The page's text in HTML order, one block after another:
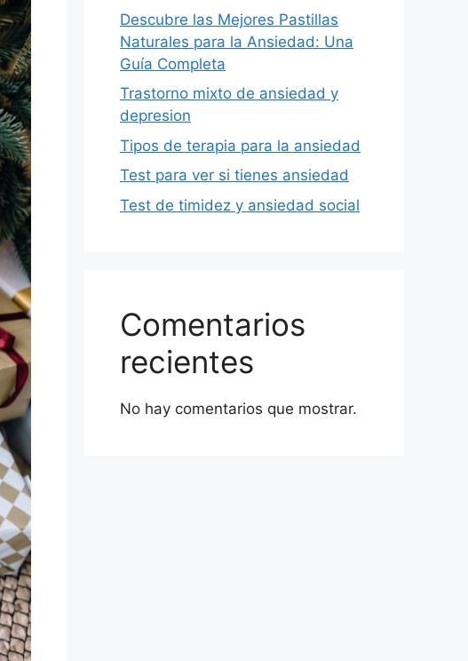
Descubre las Mejores Pastillas
Naturales para la Ansiedad: Una
Guía Completa
Trastorno mixto de ansiedad y
depresion
Tipos de terapia para la ansiedad
Test para ver si tienes ansiedad
Test de timidez y ansiedad social
Comentarios
recientes
No hay comentarios que mostrar.